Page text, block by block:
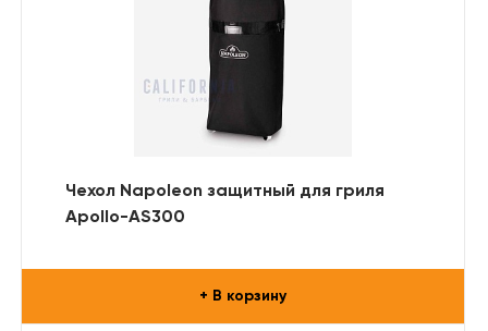
Чехол Napoleon защитный для гриля
Apollo-AS300
+ В корзину